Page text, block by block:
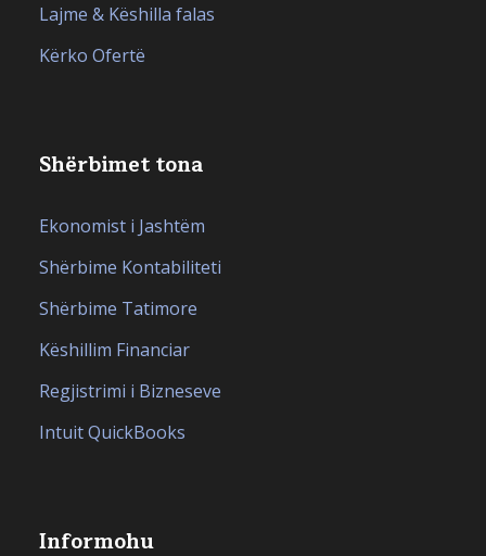
Lajme & Këshilla falas
Kërko Ofertë
Shërbimet tona
Ekonomist i Jashtëm
Shërbime Kontabiliteti
Shërbime Tatimore
Këshillim Financiar
Regjistrimi i Bizneseve
Intuit QuickBooks
Informohu